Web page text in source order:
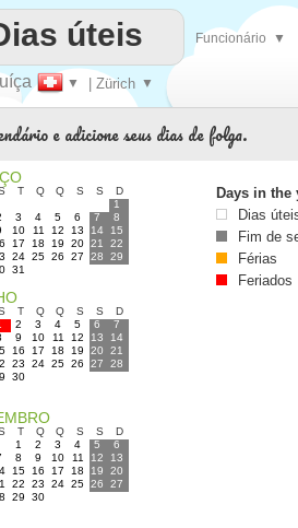
▼ | Zürich ▼
úteis Funcionário ▼
e adicione seus dias de folga.
T Q Q S S
D
1
3 4 5 6 7
8
10 11 12 13 14
15
17 18 19 20 21
22
24 25 26 27 28
29
31
T Q Q S S
D
2 3 4 5 6
7
9 10 11 12 13
14
16 17 18 19 20
21
23 24 25 26 27
28
30
T Q Q S S
D
1 2 3 4 5
6
8 9 10 11 12
13
15 16 17 18 19
20
22 23 24 25 26
27
29 30
Days in the
Dias
Fim de
Férias
Feriados